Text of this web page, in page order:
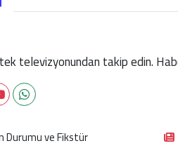
televizyonundan takip edin.
Durumu ve Fikstür